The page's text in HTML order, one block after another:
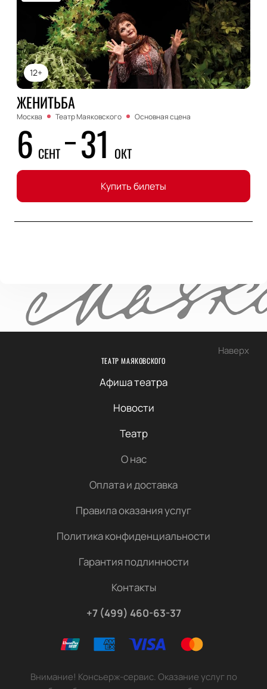
12+
ЖЕНИТЬБА
Москва Театр Маяковского Основная сцена
6 СЕНТ 31 ОКТ
Купить билеты
Наверх
ТЕАТР МАЯКОВСКОГО
Афиша театра
Новости
Театр
О нас
Оплата и доставка
Правила оказания услуг
Политика конфиденциальности
Гарантия подлинности
Контакты
+7 (499) 460-63-37
Внимание! Консьерж-сервис. Оказание услуг по